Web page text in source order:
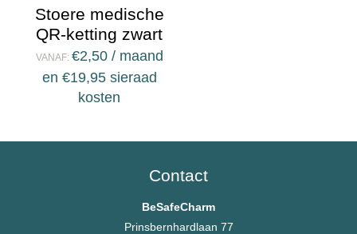
Stoere medische
QR-ketting zwart
VANAF: €2,50 / maand
en €19,95sieraad
kosten
Contact
BeSafeCharm
Prinsbernhardlaan 77